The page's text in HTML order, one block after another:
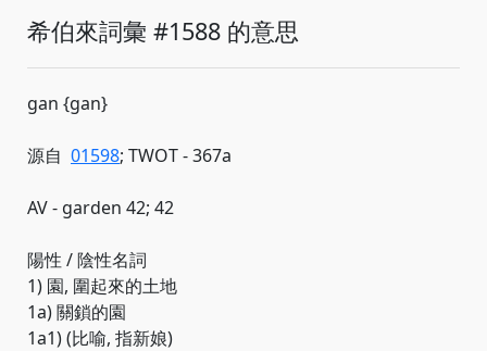
希伯來詞彙 #1588 的意思
gan {gan}
源自 01598; TWOT - 367a
AV - garden 42; 42
陽性 / 陰性名詞
1) 園, 圍起來的土地
1a) 關鎖的園
1a1) (比喻, 指新娘)